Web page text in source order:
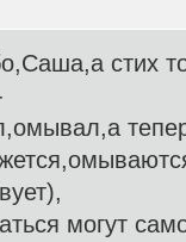
стих
могут